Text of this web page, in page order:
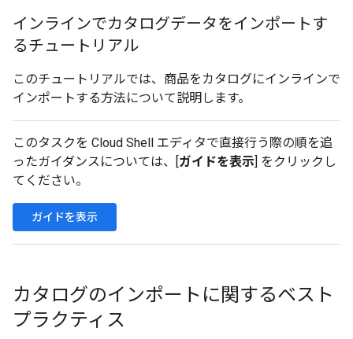
インラインでカタログデータをインポートす
るチュートリアル
このチュートリアルでは、商品をカタログにインラインで
インポートする方法について説明します。
このタスクを Cloud Shell エディタで直接行う際の順を追
ったガイダンスについては、[ガイドを表示] をクリックし
てください。
ガイドを表示
カタログのインポートに関するベスト
プラクティス